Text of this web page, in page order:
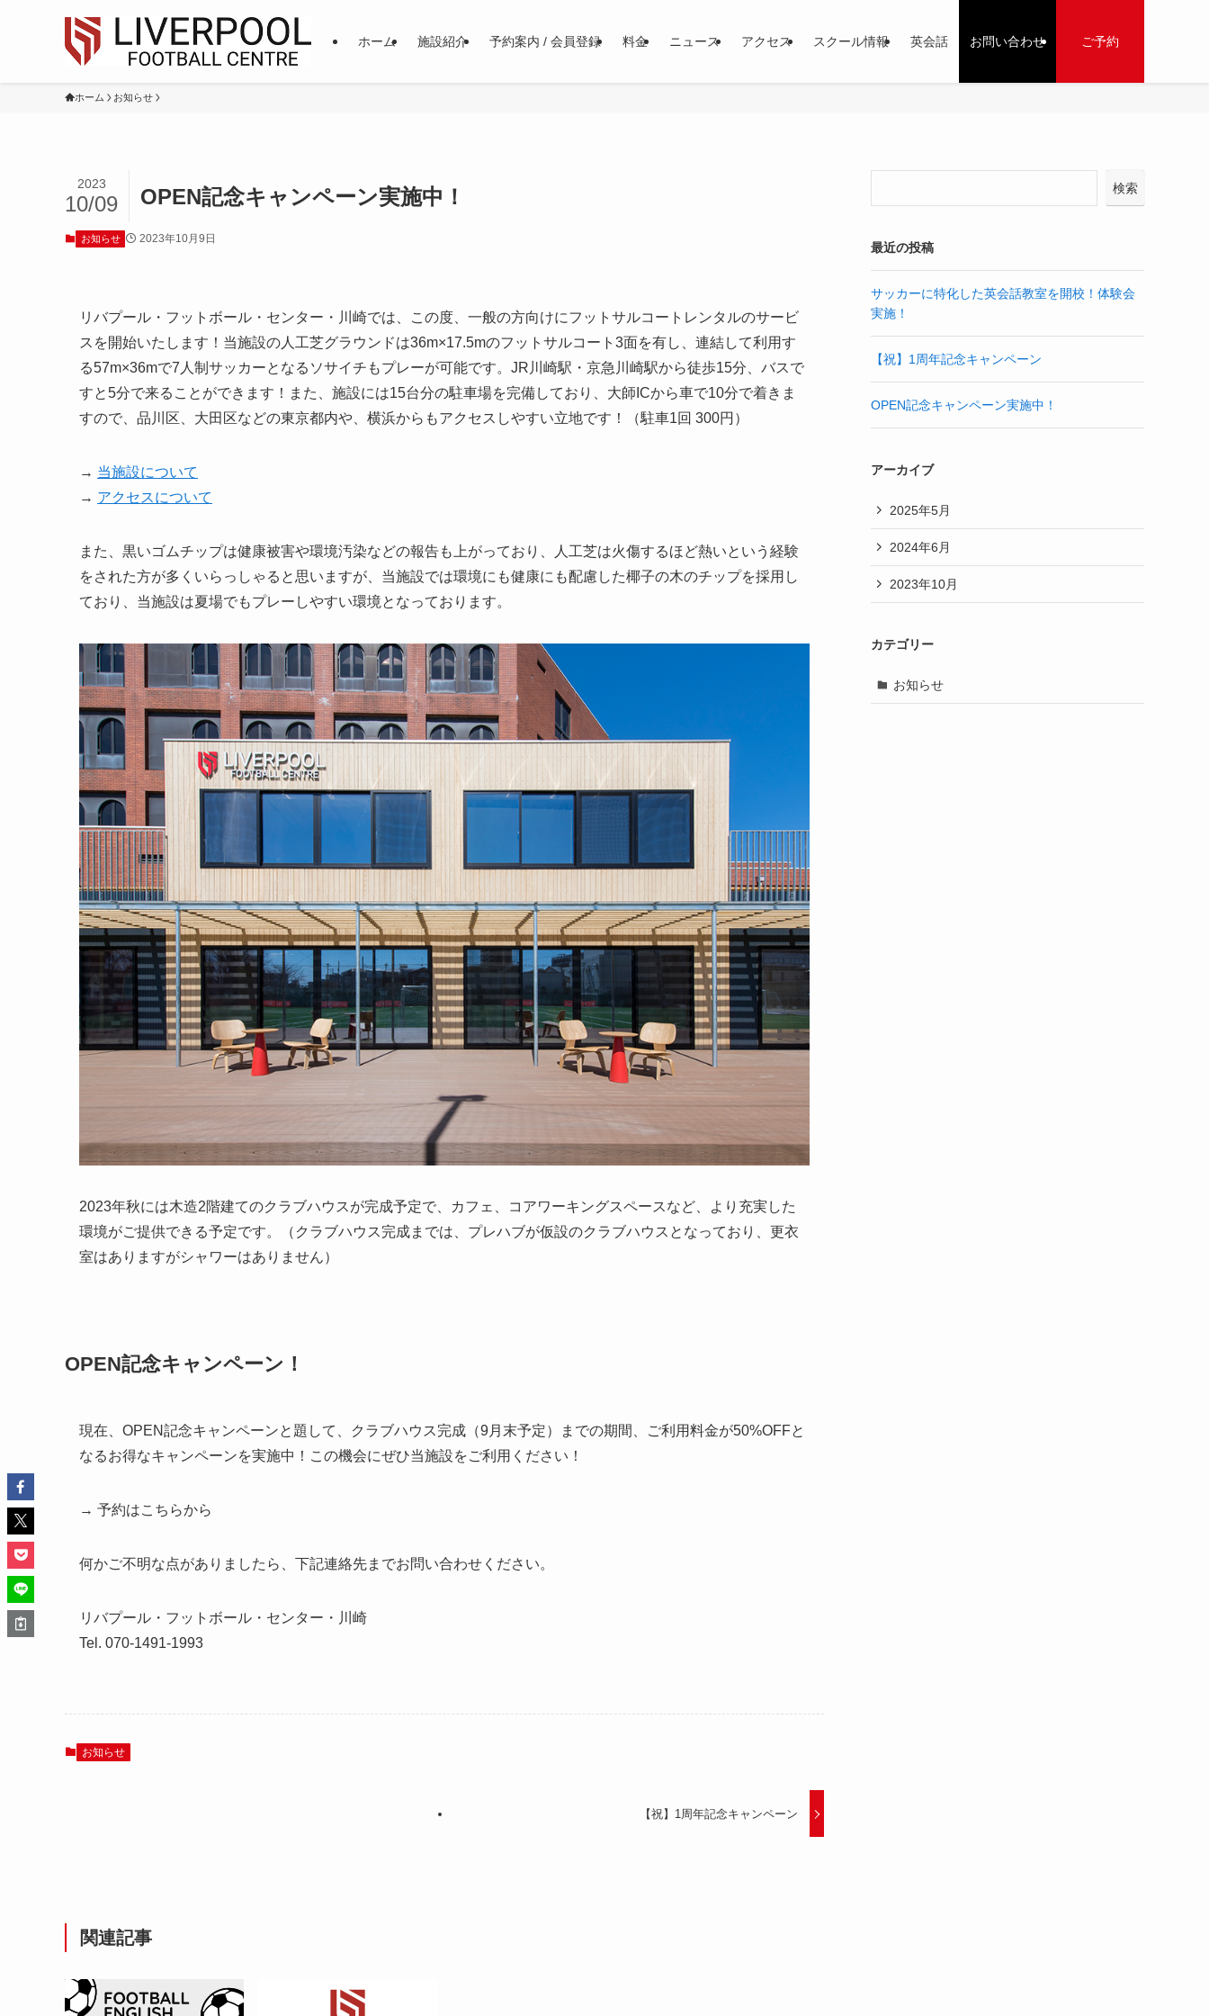
ホーム 施設紹介 予約案内 / 会員登録 料金 ニュース アクセス スクール情報 英会話 お問い合わせ ご予約
ホーム お知らせ
OPEN記念キャンペーン実施中！
2023
10/09
お知らせ 2023年10月9日
リバプール・フットボール・センター・川崎では、この度、一般の方向けにフットサルコートレンタルのサービ
スを開始いたします！当施設の人工芝グラウンドは36m×17.5mのフットサルコート3面を有し、連結して利用す
る57m×36mで7人制サッカーとなるソサイチもプレーが可能です。JR川崎駅・京急川崎駅から徒歩15分、バスで
すと5分で来ることができます！また、施設には15台分の駐車場を完備しており、大師ICから車で10分で着きま
すので、品川区、大田区などの東京都内や、横浜からもアクセスしやすい立地です！（駐車1回 300円）
→ 当施設について
→ アクセスについて
また、黒いゴムチップは健康被害や環境汚染などの報告も上がっており、人工芝は火傷するほど熱いという経験
をされた方が多くいらっしゃると思いますが、当施設では環境にも健康にも配慮した椰子の木のチップを採用し
ており、当施設は夏場でもプレーしやすい環境となっております。
2023年秋には木造2階建てのクラブハウスが完成予定で、カフェ、コアワーキングスペースなど、より充実した
環境がご提供できる予定です。（クラブハウス完成までは、プレハブが仮設のクラブハウスとなっており、更衣
室はありますがシャワーはありません）
OPEN記念キャンペーン！
現在、OPEN記念キャンペーンと題して、クラブハウス完成（9月末予定）までの期間、ご利用料金が50%OFFと
なるお得なキャンペーンを実施中！この機会にぜひ当施設をご利用ください！
→ 予約はこちらから
何かご不明な点がありましたら、下記連絡先までお問い合わせください。
リバプール・フットボール・センター・川崎
Tel. 070-1491-1993
お知らせ
【祝】1周年記念キャンペーン
関連記事
検索
最近の投稿
サッカーに特化した英会話教室を開校！体験会
実施！
【祝】1周年記念キャンペーン
OPEN記念キャンペーン実施中！
アーカイブ
2025年5月
2024年6月
2023年10月
カテゴリー
お知らせ